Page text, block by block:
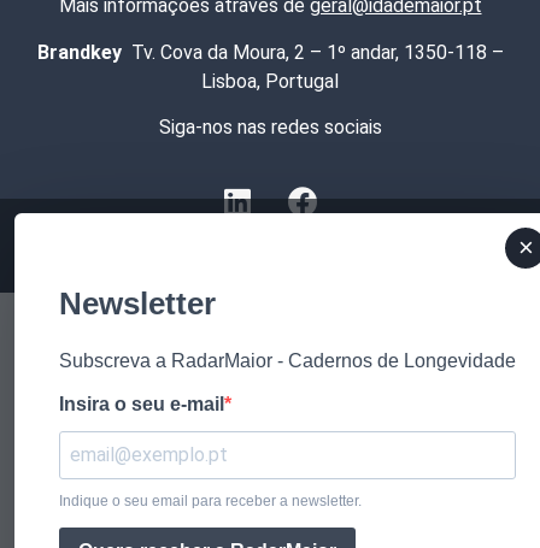
Mais informações através de geral@idademaior.pt
Brandkey Tv. Cova da Moura, 2 – 1º andar, 1350-118 –
Lisboa, Portugal
Siga-nos nas redes sociais
×
Newsletter
Subscreva a RadarMaior - Cadernos de Longevidade
Insira o seu e-mail
Indique o seu email para receber a newsletter.